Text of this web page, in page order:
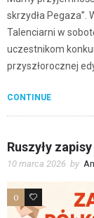
skrzydła Pegaza”.
Talenciarni w
uczestnikom
przyszłorocznej
CONTINUE
Ruszyły
10 marca 2026 by
0 0